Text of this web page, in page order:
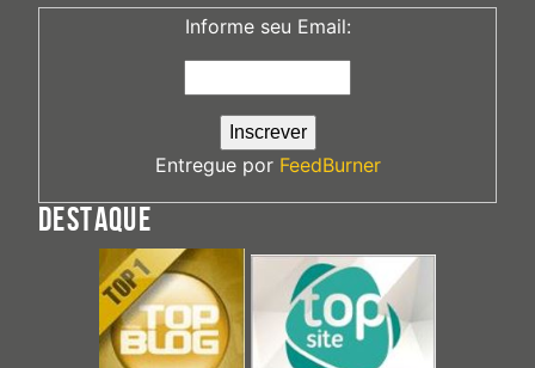
Informe seu Email:
Entregue por FeedBurner
DESTAQUE